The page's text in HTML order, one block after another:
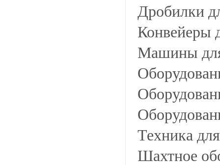
Дробилки
Конвейеры
Машины
Техника
Шахтное